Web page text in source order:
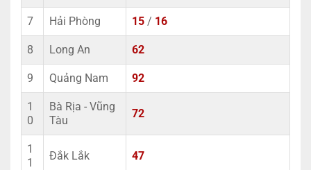
7 Hải Phòng 15 / 16
8 Long An 62
9 Quảng Nam 92
1
0
Bà Rịa - Vũng
Tàu
72
1
1
Đắk Lắk 47